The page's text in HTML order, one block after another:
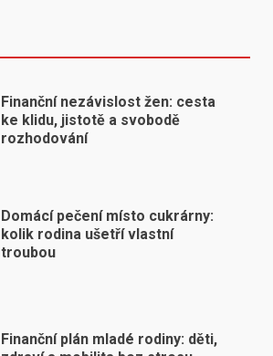
Finanční nezávislost žen: cesta
ke klidu, jistotě a svobodě
rozhodování
Domácí pečení místo cukrárny:
kolik rodina ušetří vlastní
troubou
Finanční plán mladé rodiny: děti,